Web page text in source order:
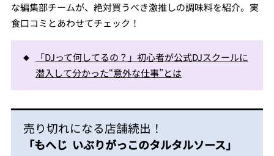
な編集部チームが、絶対買うべき激推しの調味料を紹介。実
食口コミとあわせてチェック！
「DJって何してるの？」初心者が公式DJスクールに
潜入して分かった“意外な仕事”とは
売り切れになる店舗続出！
「もへじ いぶりがっこのタルタルソース」